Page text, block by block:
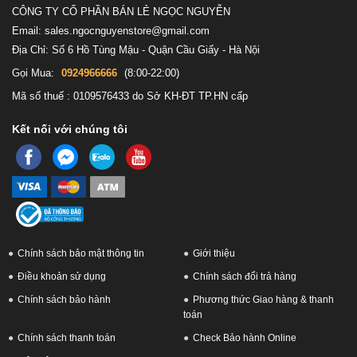
Touchpad và Trackpoint
Bên dưới Dell Precision 7520 là Touchpad có thiết kế vừa phải. Các
nút trải, phải được thiết kế rời phù hợp với thiết kế tổng thế của
này Dell vẫn giữ thiết kế với trỏ chuột Trachpoint. Trackpoint được
làm thấp hơn so với bàn phím nên bấm nó khá là khó. Tóm lại về
thiết kế, khác hẳn so với đa số các dòng Precision ở đời trước với
CÔNG TY CỔ PHẦN BÁN LẺ NGỌC NGUYỄN
Email: sales.ngocnguyenstore@gmail.com
Địa Chỉ: Số 6 Hồ Tùng Mậu - Quận Cầu Giấy - Hà Nội
Gọi Mua:
0924966666 (8:00-22:00)
Mã số thuế : 0109576433 do Sở KH-ĐT TP.HN cấp
Kết nối với chúng tôi
Chính sách bảo mật thông tin Giới thiệu
Điều khoản sử dụng Chính sách đổi trả hàng
Chính sách bảo hành
Phương thức Giao hàng & thanh
toán
Chính sách thanh toán Check Bảo hành Online